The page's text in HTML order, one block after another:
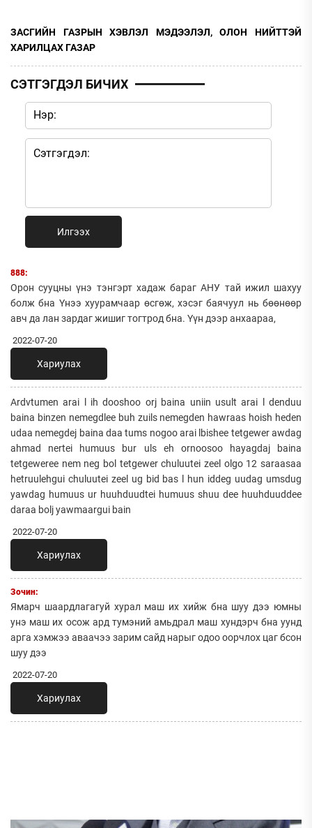
ЗАСГИЙН ГАЗРЫН ХЭВЛЭЛ МЭДЭЭЛЭЛ, ОЛОН НИЙТТЭЙ
ХАРИЛЦАХ ГАЗАР
СЭТГЭГДЭЛ БИЧИХ
Илгээх
888:
Орон сууцны үнэ тэнгэрт хадаж бараг АНУ тай ижил шахуу
болж бна Үнээ хуурамчаар өсгөж, хэсэг баячуул нь бөөнөөр
авч да лан зардаг жишиг тогтрод бна. Үүн дээр анхаараа,
2022-07-20
Хариулах
Ardvtumen arai l ih dooshoo orj baina uniin usult arai l denduu
baina binzen nemegdlee buh zuils nemegden hawraas hoish heden
udaa nemegdej baina daa tums nogoo arai lbishee tetgewer awdag
ahmad nertei humuus bur uls eh ornoosoo hayagdaj baina
tetgeweree nem neg bol tetgewer chuluutei zeel olgo 12 saraasaa
hetruulehgui chuluutei zeel ug bid bas l hun iddeg uudag umsdug
yawdag humuus ur huuhduudtei humuus shuu dee huuhduuddee
daraa bolj yawmaargui bain
2022-07-20
Хариулах
Зочин:
Ямарч шаардлагагуй хурал маш их хийж бна шуу дээ юмны
унэ маш их осож ард тумэний амьдрал маш хундэрч бна уунд
арга хэмжээ аваачээ зарим сайд нарыг одоо оорчлох цаг бсон
шуу дээ
2022-07-20
Хариулах